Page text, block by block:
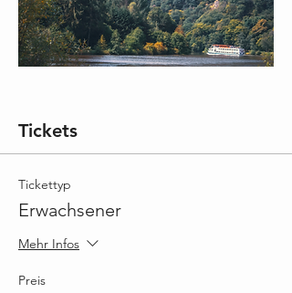
Tickets
Tickettyp
Erwachsener
Mehr Infos
Preis